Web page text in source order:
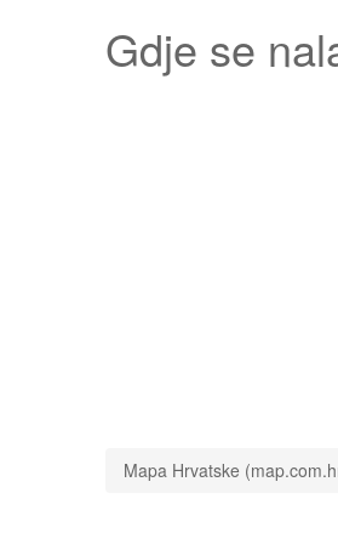
Gdje se
Mapa Hrvatske